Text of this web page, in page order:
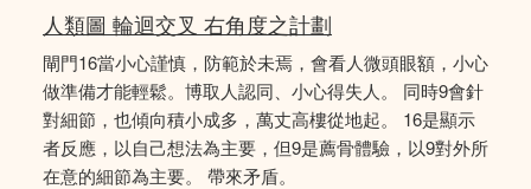
人類圖 輪迴交叉 右角度之計劃
閘門16當小心謹慎，防範於未焉，會看人微頭眼額，小心
做準備才能輕鬆。博取人認同、小心得失人。 同時9會針
對細節，也傾向積小成多，萬丈高樓從地起。 16是顯示
者反應，以自己想法為主要，但9是薦骨體驗，以9對外所
在意的細節為主要。 帶來矛盾。